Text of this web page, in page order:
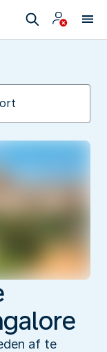
af te